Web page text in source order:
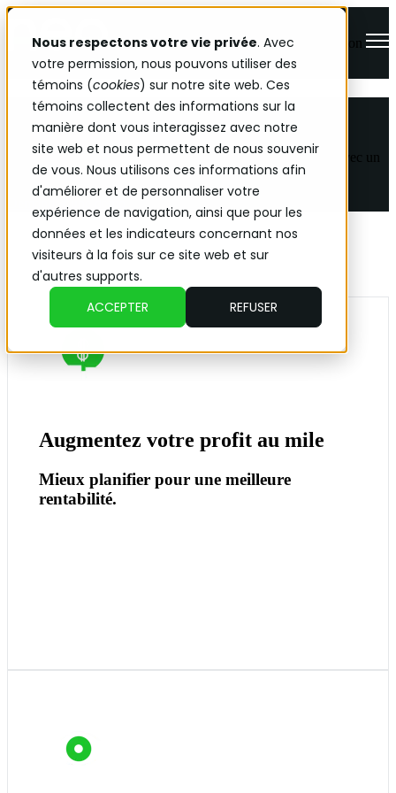
Nous respectons votre vie privée. Avec
votre permission, nous pouvons utiliser des
témoins (cookies) sur notre site web. Ces
témoins collectent des informations sur la
manière dont vous interagissez avec notre
site web et nous permettent de nous souvenir
de vous. Nous utilisons ces informations afin
d'améliorer et de personnaliser votre
expérience de navigation, ainsi que pour les
données et les indicateurs concernant nos
visiteurs à la fois sur ce site web et sur
d'autres supports.
ACCEPTER
REFUSER
Open main navigation
Pourquoi choisir Neo TMS
Accélérez vos opérations et augmentez votre profit au mile avec un
système de gestion des transports nouvelle génération.
Augmentez votre profit au mile
Mieux planifier pour une meilleure
rentabilité.
Maximisez chaque voyage grâce à une meilleure